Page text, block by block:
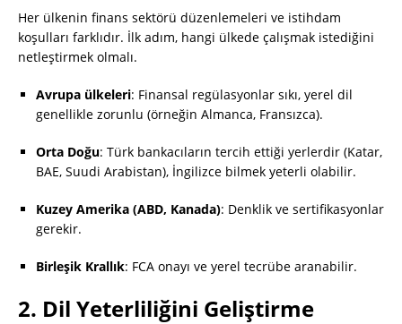
Her ülkenin finans sektörü düzenlemeleri ve istihdam
koşulları farklıdır. İlk adım, hangi ülkede çalışmak istediğini
netleştirmek olmalı.
Avrupa ülkeleri: Finansal regülasyonlar sıkı, yerel dil
genellikle zorunlu (örneğin Almanca, Fransızca).
Orta Doğu: Türk bankacıların tercih ettiği yerlerdir (Katar,
BAE, Suudi Arabistan), İngilizce bilmek yeterli olabilir.
Kuzey Amerika (ABD, Kanada): Denklik ve sertifikasyonlar
gerekir.
Birleşik Krallık: FCA onayı ve yerel tecrübe aranabilir.
2. Dil Yeterliliğini Geliştirme